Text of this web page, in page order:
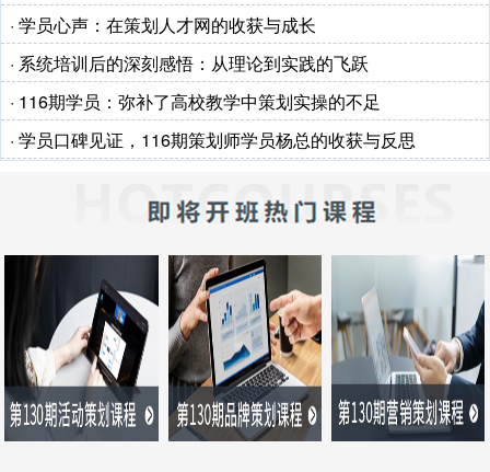
· 学员心声：在策划人才网的收获与成长
· 系统培训后的深刻感悟：从理论到实践的飞跃
· 116期学员：弥补了高校教学中策划实操的不足
· 学员口碑见证，116期策划师学员杨总的收获与反思